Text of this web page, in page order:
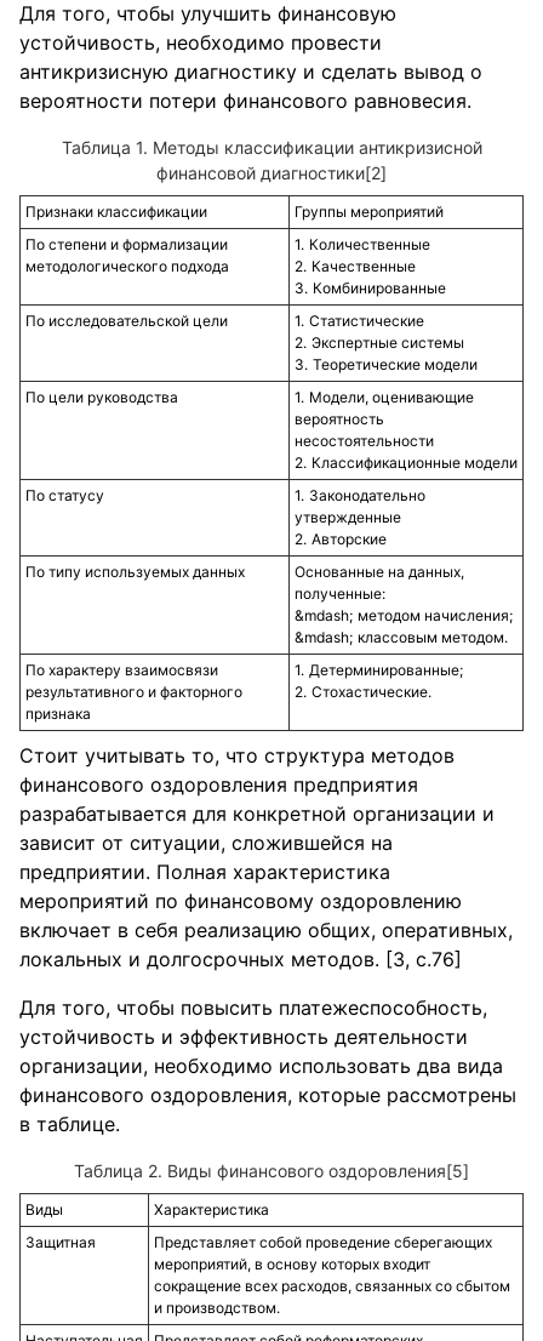
Для того, чтобы улучшить финансовую
устойчивость, необходимо провести
антикризисную диагностику и сделать вывод о
вероятности потери финансового равновесия.
Таблица 1. Методы классификации антикризисной
финансовой диагностики[2]
Признаки классификации
Группы мероприятий
По степени и формализации
методологического подхода
Количественные
Качественные
Комбинированные
По исследовательской цели
Статистические
Экспертные системы
Теоретические модели
По цели руководства
Модели, оценивающие
вероятность
несостоятельности
Классификационные модели
По статусу
Законодательно
утвержденные
Авторские
По типу используемых данных
Основанные на данных,
полученные:
методом начисления;
классовым методом.
По характеру взаимосвязи
результативного и факторного
признака
Детерминированные;
Стохастические.
Стоит учитывать то, что структура методов
финансового оздоровления предприятия
разрабатывается для конкретной организации и
зависит от ситуации, сложившейся на
предприятии. Полная характеристика
мероприятий по финансовому оздоровлению
включает в себя реализацию общих, оперативных,
локальных и долгосрочных методов. [3, с.76]
Для того, чтобы повысить платежеспособность,
устойчивость и эффективность деятельности
организации, необходимо использовать два вида
финансового оздоровления, которые рассмотрены
в таблице.
Таблица 2. Виды финансового оздоровления[5]
Виды
Характеристика
Защитная
Представляет собой проведение сберегающих
мероприятий, в основу которых входит
сокращение всех расходов, связанных со сбытом
и производством.